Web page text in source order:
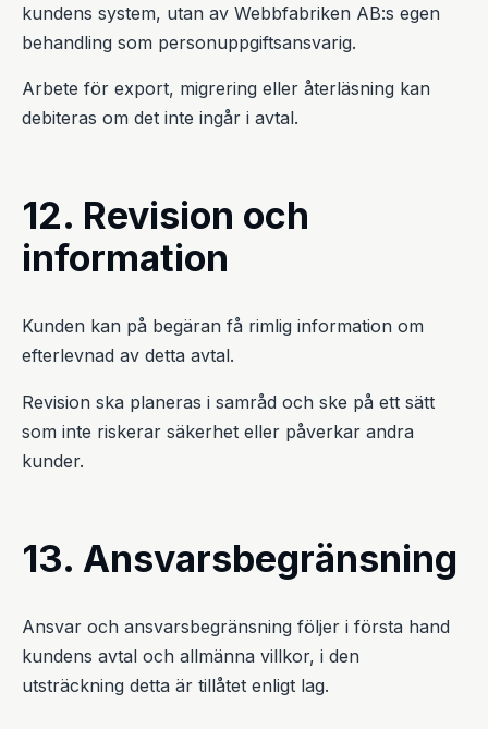
kundens system, utan av Webbfabriken AB:s egen
behandling som personuppgiftsansvarig.
Arbete för export, migrering eller återläsning kan
debiteras om det inte ingår i avtal.
12. Revision och
information
Kunden kan på begäran få rimlig information om
efterlevnad av detta avtal.
Revision ska planeras i samråd och ske på ett sätt
som inte riskerar säkerhet eller påverkar andra
kunder.
13. Ansvarsbegränsning
Ansvar och ansvarsbegränsning följer i första hand
kundens avtal och allmänna villkor, i den
utsträckning detta är tillåtet enligt lag.